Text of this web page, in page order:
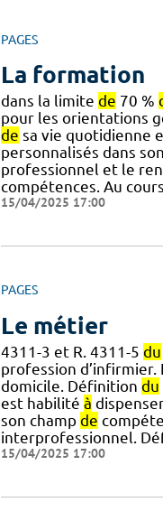
PAGES
La formation
dans la limite de 70 %
pour les orientations
de sa vie quotidienne
personnalisés dans
professionnel et le
compétences. Au cours
15/04/2025 17:00
PAGES
Le métier
4311-3 et R. 4311-5 du
profession d’infirmier.
domicile. Définition du
est habilité à
son champ de
interprofessionnel.
15/04/2025 17:00